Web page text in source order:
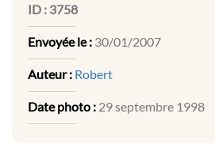
ID : 3758
Envoyée le : 30/01/2007
Auteur : Robert
Date photo : 29 septembre 1998